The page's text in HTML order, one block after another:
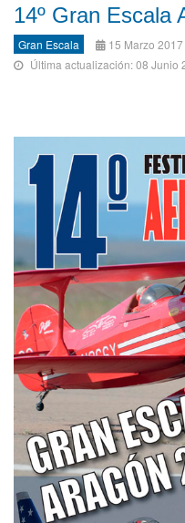
14º Gran Escala
Gran Escala
15 Marzo 2017
Última actualización: 08 Junio